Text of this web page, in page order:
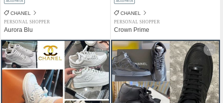
CHANEL
PERSONAL SHOPPER
Aurora Blu
CHANEL
PERSONAL SHOPPER
Crown Prime